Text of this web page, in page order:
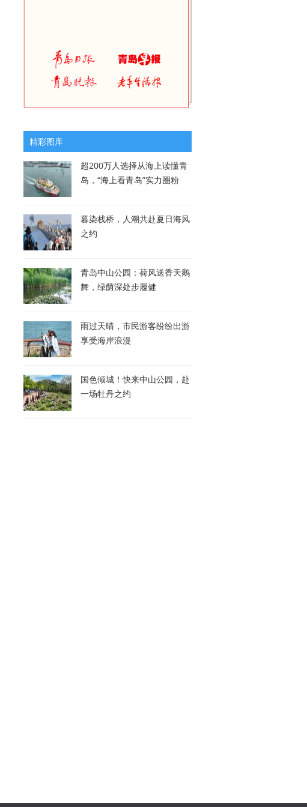
精彩图库
超200万人选择从海上读懂青
岛，“海上看青岛”实力圈粉
暮染栈桥，人潮共赴夏日海风
之约
青岛中山公园：荷风送香天鹅
舞，绿荫深处步履健
雨过天晴，市民游客纷纷出游
享受海岸浪漫
国色倾城！快来中山公园，赴
一场牡丹之约